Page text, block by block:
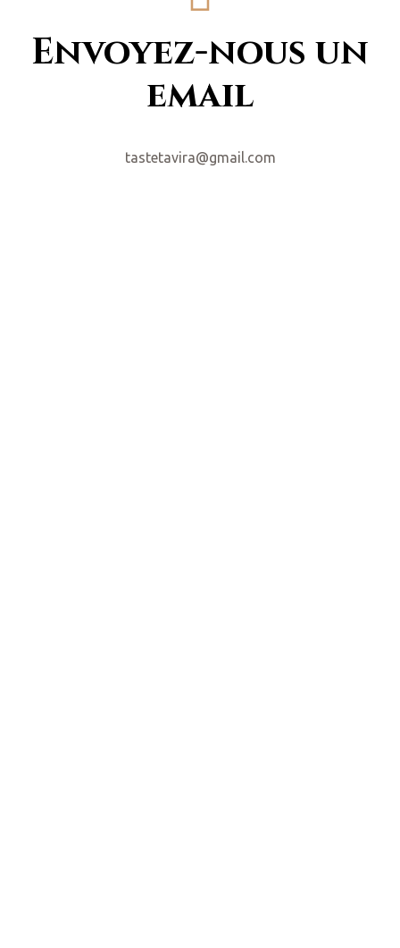
Envoyez-nous un
email
tastetavira@gmail.com